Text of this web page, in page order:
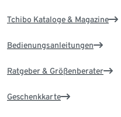
Tchibo Kataloge & Magazine
Bedienungsanleitungen
Ratgeber & Größenberater
Geschenkkarte